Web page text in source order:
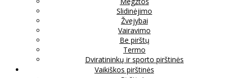
Slidinėjimo
Žvejybai
Vairavimo
Be pirštų
Termo
Dviratininkų ir sporto pirštinės
Vaikiškos pirštinės